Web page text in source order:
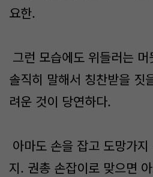
요한.
그런 모습에도 위들러는
솔직히 말해서 칭찬받을 짓
려운 것이 당연하다.
아마도 손을 잡고 도망가
지. 권총 손잡이로 맞으면